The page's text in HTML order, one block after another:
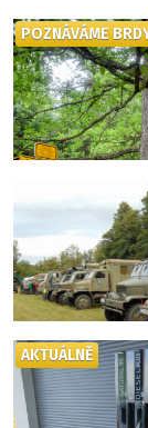
POZNÁVÁME
AKTUÁLNĚ